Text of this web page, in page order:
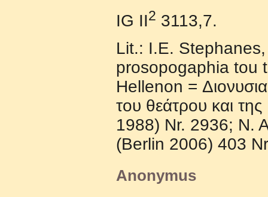
IG II2 3113,7.
Lit.: I.E.
prosopogaphia tou
Hellenon =
τoυ θεάτρoυ και
1988) Nr. 2936; N.
(Berlin 2006) 403
Anonymus